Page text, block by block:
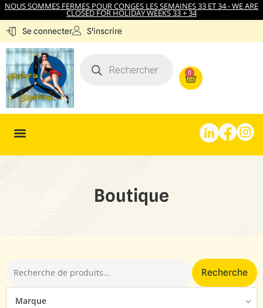
NOUS SOMMES FERMES POUR CONGES LES SEMAINES 33 ET 34 - WE ARE
CLOSED FOR HOLIDAY WEEKS 33 + 34
Se connecter S'inscrire
0
Boutique
Recherche
Marque